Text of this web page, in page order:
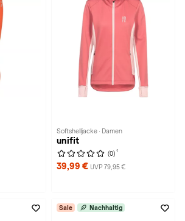
Softshelljacke · Damen
unifit
(0) 1
39,99 € UVP 79,95 €
Sale Nachhaltig